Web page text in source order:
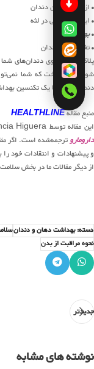
• از دست دادن دندان
• ایجاد مشکلاتی در لثه
•بوی بددهان
• تغییر رنگ دندان
پلاک طولانی روی دندان‌های
شود. پلاک سخت که شما
دندان‌پزشک یا یک تکنسین
منبع مقالهHEALTHLINE
این مقاله توسط Valencia Higuera به رشته تحریر درآمده است و به‌طور اختصاصی توسط
داروماروترجمه‌شده است. اگر
و پیشنهادات و انتقادات خود
از دیگر مقالات ما در بخش
دسته: بهداشت دهان و دندان
نحوه مراقبت از بدن
جدیدتر
نوشته های مشابه